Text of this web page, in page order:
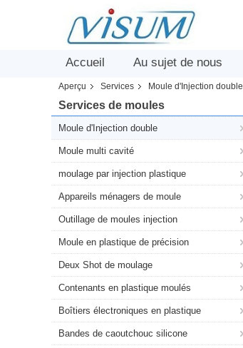
Accueil Au sujet de nous
Aperçu Services Moule d'Injection double
Services de moules
Moule d'Injection double
Moule multi cavité
moulage par injection plastique
Appareils ménagers de moule
Outillage de moules injection
Moule en plastique de précision
Deux Shot de moulage
Contenants en plastique moulés
Boîtiers électroniques en plastique
Bandes de caoutchouc silicone